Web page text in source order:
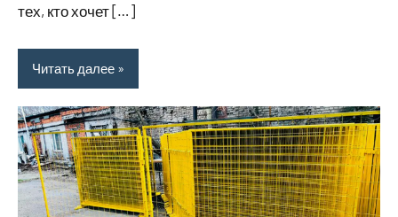
тех, кто хочет […]
Читать далее